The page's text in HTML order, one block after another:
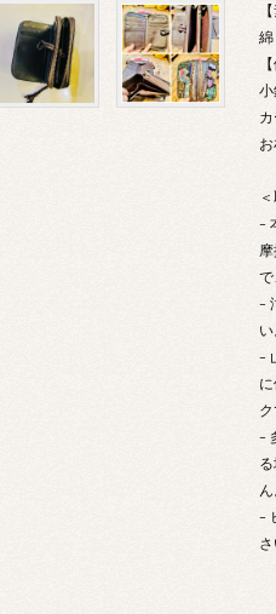
-
-
-
-
-